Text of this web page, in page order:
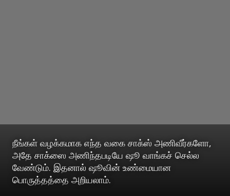
நீங்கள் வழக்கமாக எந்த வகை சாக்ஸ் அணிவீர்களோ,
அதே சாக்ஸை அணிந்தபடியே ஷூ வாங்கச் செல்ல
வேண்டும். இதனால் ஷூவின் உண்மையான
பொருத்தத்தை அறியலாம்.